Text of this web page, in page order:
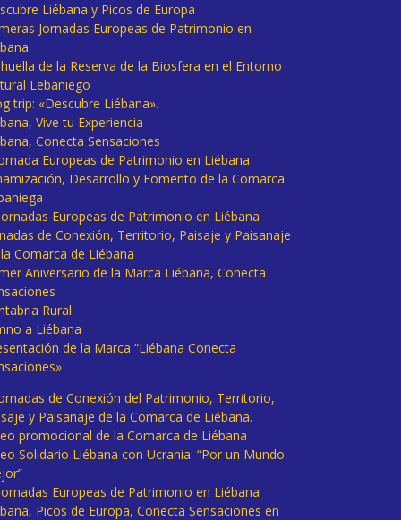
Liébana y Picos de Europa
Jornadas Europeas de Patrimonio en
de la Reserva de la Biosfera en el Entorno
Lebaniego
trip: «Descubre Liébana».
Vive tu Experiencia
Conecta Sensaciones
Europeas de Patrimonio en Liébana
Desarrollo y Fomento de la Comarca
Europeas de Patrimonio en Liébana
de Conexión, Territorio, Paisaje y Paisanaje
Comarca de Liébana
Aniversario de la Marca Liébana, Conecta
Rural
a Liébana
de la Marca “Liébana Conecta
de Conexión del Patrimonio, Territorio,
y Paisanaje de la Comarca de Liébana.
promocional de la Comarca de Liébana
Solidario Liébana con Ucrania: “Por un Mundo
Europeas de Patrimonio en Liébana
Picos de Europa, Conecta Sensaciones en